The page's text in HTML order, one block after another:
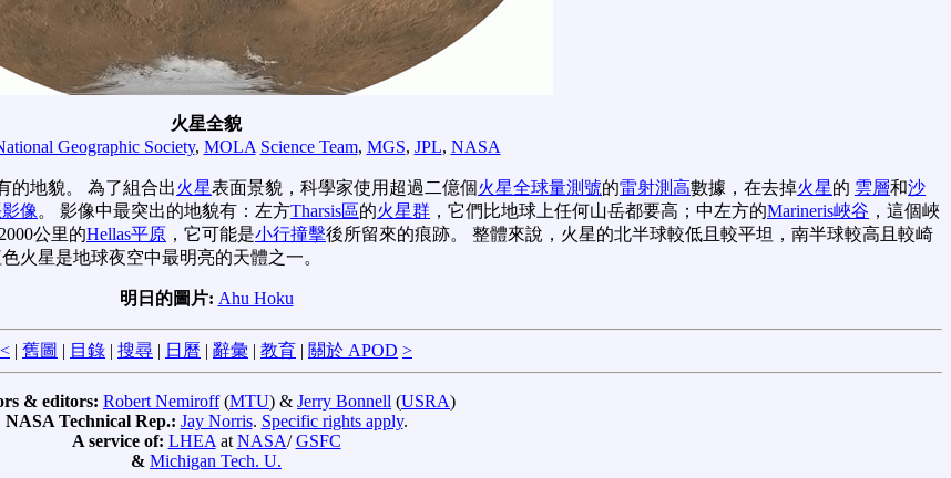
火星全貌
Geographic Society, MOLA Science Team, MGS, JPL, NASA
的地貌。 為了組合出火星表面景貌，科學家使用超過二億個火星全球量測號的雷射測高數據，在去掉火星的 雲層和沙
像。 影像中最突出的地貌有：左方Tharsis區的火星群 ，它們比地球上任何山岳都要高；中左方的Marineris峽谷 ，這個峽
公里的Hellas平原 ，它可能是小行撞擊後所留來的痕跡。 整體來說，火星的北半球較低且較平坦，南半球較高且較崎
火星是地球夜空中最明亮的天體之一。
明日的圖片: Ahu Hoku
< | 舊圖 | 目錄 | 搜尋 | 日曆 | 辭彙 | 教育 | 關於 APOD >
& editors: Robert Nemiroff(MTU) & Jerry Bonnell (USRA)
NASA Technical Rep.: Jay Norris. Specific rights apply.
A service of: LHEAatNASA/GSFC
& Michigan Tech. U.